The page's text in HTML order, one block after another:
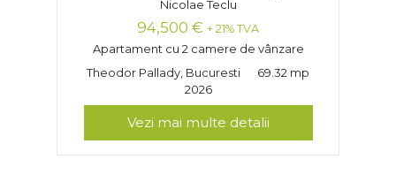
Nicolae Teclu
94,500 € + 21% TVA
Apartament cu 2 camere de vânzare
Theodor Pallady, Bucuresti
69.32 mp
2026
Vezi mai multe detalii